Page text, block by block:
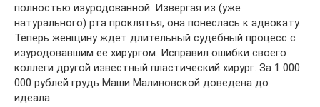
полностью изуродованной. Извергая из (уже
натурального) рта проклятья, она понеслась к адвокату.
Теперь женщину ждет длительный судебный процесс с
изуродовавшим ее хирургом. Исправил ошибки своего
коллеги другой известный пластический хирург. За 1 000
000 рублей грудь Маши Малиновской доведена до
идеала.